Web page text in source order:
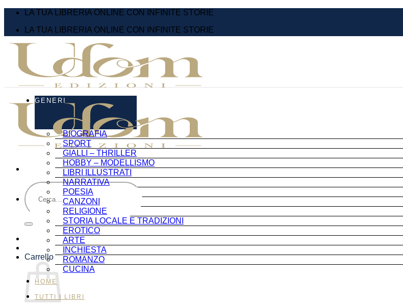
Salta
contenuti
LA TUA LIBRERIA ONLINE CON INFINITE STORIE
LA TUA LIBRERIA ONLINE CON INFINITE STORIE
Cerca:
Carrello
GENERI
BIOGRAFIA
SPORT
GIALLI – THRILLER
HOBBY – MODELLISMO
LIBRI ILLUSTRATI
NARRATIVA
POESIA
CANZONI
RELIGIONE
STORIA LOCALE E TRADIZIONI
EROTICO
ARTE
INCHIESTA
ROMANZO
CUCINA
HOME
TUTTI I LIBRI